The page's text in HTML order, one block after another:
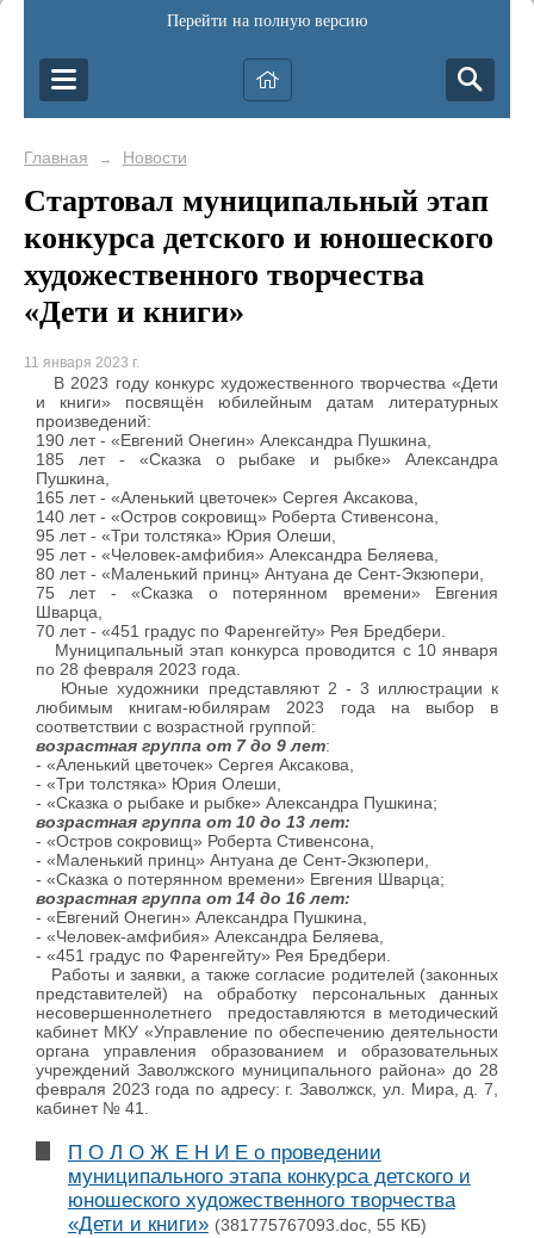
Перейти на полную версию
Главная → Новости
Стартовал муниципальный этап
конкурса детского и юношеского
художественного творчества
«Дети и книги»
11 января 2023 г.
В 2023 году конкурс художественного творчества «Дети
и книги» посвящён юбилейным датам литературных
произведений:
190 лет - «Евгений Онегин» Александра Пушкина,
185 лет - «Сказка о рыбаке и рыбке» Александра
Пушкина,
165 лет - «Аленький цветочек» Сергея Аксакова,
140 лет - «Остров сокровищ» Роберта Стивенсона,
95 лет - «Три толстяка» Юрия Олеши,
95 лет - «Человек-амфибия» Александра Беляева,
80 лет - «Маленький принц» Антуана де Сент-Экзюпери,
75 лет - «Сказка о потерянном времени» Евгения
Шварца,
70 лет - «451 градус по Фаренгейту» Рея Бредбери.
Муниципальный этап конкурса проводится с 10 января
по 28 февраля 2023 года.
Юные художники представляют 2 - 3 иллюстрации к
любимым книгам-юбилярам 2023 года на выбор в
соответствии с возрастной группой:
возрастная группа от 7 до 9 лет:
- «Аленький цветочек» Сергея Аксакова,
- «Три толстяка» Юрия Олеши,
- «Сказка о рыбаке и рыбке» Александра Пушкина;
возрастная группа от 10 до 13 лет:
- «Остров сокровищ» Роберта Стивенсона,
- «Маленький принц» Антуана де Сент-Экзюпери,
- «Сказка о потерянном времени» Евгения Шварца;
возрастная группа от 14 до 16 лет:
- «Евгений Онегин» Александра Пушкина,
- «Человек-амфибия» Александра Беляева,
- «451 градус по Фаренгейту» Рея Бредбери.
Работы и заявки, а также согласие родителей (законных
представителей) на обработку персональных данных
несовершеннолетнего предоставляются в методический
кабинет МКУ «Управление по обеспечению деятельности
органа управления образованием и образовательных
учреждений Заволжского муниципального района» до 28
февраля 2023 года по адресу: г. Заволжск, ул. Мира, д. 7,
кабинет № 41.
П О Л О Ж Е Н И Е о проведении
муниципального этапа конкурса детского и
юношеского художественного творчества
«Дети и книги» (381775767093.doc, 55 КБ)